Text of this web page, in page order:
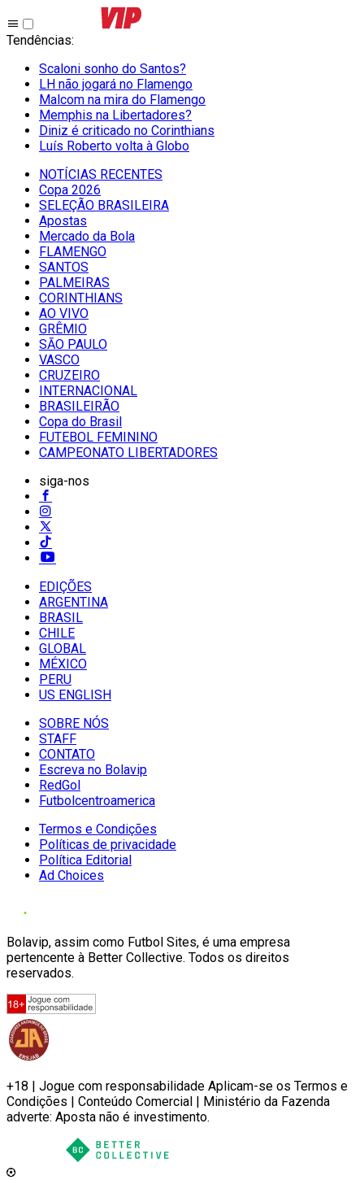
Tendências:
Scaloni sonho do Santos?
LH não jogará no Flamengo
Malcom na mira do Flamengo
Memphis na Libertadores?
Diniz é criticado no Corinthians
Luís Roberto volta à Globo
NOTÍCIAS RECENTES
Copa 2026
SELEÇÃO BRASILEIRA
Apostas
Mercado da Bola
FLAMENGO
SANTOS
PALMEIRAS
CORINTHIANS
AO VIVO
GRÊMIO
SĀO PAULO
VASCO
CRUZEIRO
INTERNACIONAL
BRASILEIRÃO
Copa do Brasil
FUTEBOL FEMININO
CAMPEONATO LIBERTADORES
siga-nos
EDIÇÕES
ARGENTINA
BRASIL
CHILE
GLOBAL
MÉXICO
PERU
US ENGLISH
SOBRE NÓS
STAFF
CONTATO
Escreva no Bolavip
RedGol
Futbolcentroamerica
Termos e Condições
Políticas de privacidade
Política Editorial
Ad Choices
Bolavip, assim como Futbol Sites, é uma empresa
pertencente à Better Collective. Todos os direitos
reservados.
+18 | Jogue com responsabilidade Aplicam-se os Termos e
Condições | Conteúdo Comercial | Ministério da Fazenda
adverte: Aposta não é investimento.